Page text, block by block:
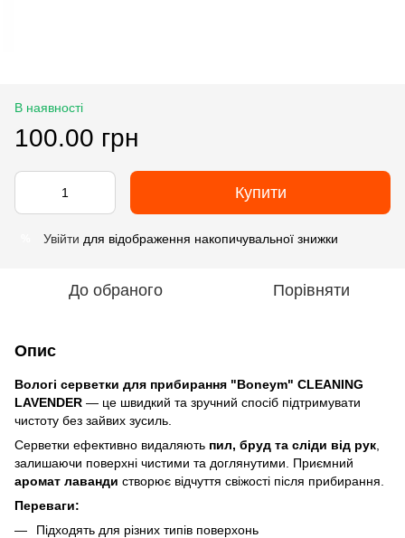
В наявності
100.00 грн
Купити
Увійти для відображення накопичувальної знижки
До обраного Порівняти
Опис
Вологі серветки для прибирання "Boneym" CLEANING
LAVENDER — це швидкий та зручний спосіб підтримувати
чистоту без зайвих зусиль.
Серветки ефективно видаляють пил, бруд та сліди від рук
залишаючи поверхні чистими та доглянутими. Приємний
аромат лаванди створює відчуття свіжості після прибирання.
Переваги:
Підходять для різних типів поверхонь